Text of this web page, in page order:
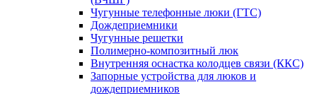
Чугунные телефонные люки (ГТС)
Дождеприемники
Чугунные решетки
Полимерно-композитный люк
Внутренняя оснастка колодцев связи (ККС)
Запорные устройства для люков и
дождеприемников